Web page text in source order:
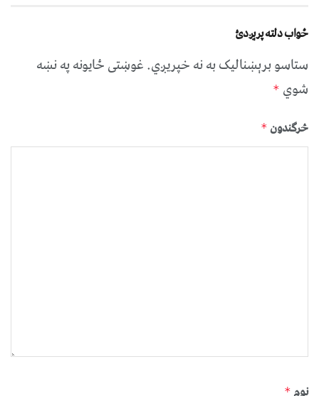
ځواب دلته پرېږدئ
ستاسو برېښناليک به نه خپريږي.غوښتى ځایونه په نښه
شوي *
څرگندون *
*